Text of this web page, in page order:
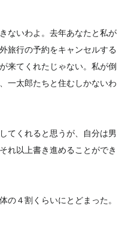
ないわよ。去年あなたと私が
旅行の予約をキャンセルする
来てくれたじゃない。私が倒
一太郎たちと住むしかないわ
てくれると思うが、自分は男
れ以上書き進めることができ
の４割くらいにとどまった。